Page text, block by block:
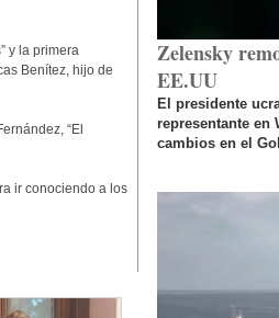
y la primera
Benítez, hijo de
“El
ir conociendo a los
Zelensky
EE.UU
El presidente
representante en
cambios en el